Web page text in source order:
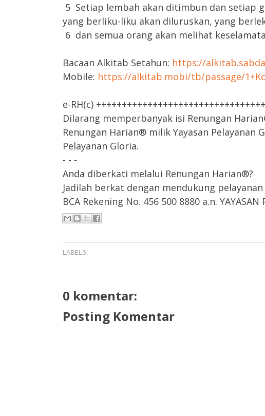
5 Setiap lembah akan ditimbun dan setiap
yang berliku-liku akan diluruskan, yang
6 dan semua orang akan melihat
Bacaan Alkitab Setahun: https://
Mobile: https://alkitab.mobi/tb/passage/
e-RH(c)
Dilarang memperbanyak isi Renungan
Renungan Harian® milik Yayasan Pelayanan
Pelayanan Gloria.
- - -
Anda diberkati melalui Renungan Harian®?
Jadilah berkat dengan mendukung pelayanan
BCA Rekening No. 456 500 8880 a.n. YAYASAN
LABELS:
0 komentar:
Posting Komentar